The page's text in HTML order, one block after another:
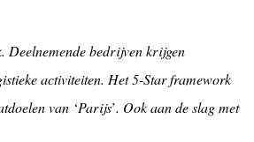
Deelnemende bedrijven krijgen
activiteiten. Het 5-Star framework
van ‘Parijs’. Ook aan de slag met